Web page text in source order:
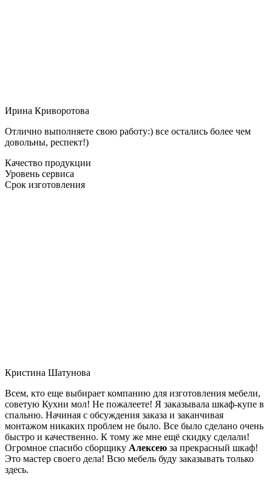
Ирина Криворотова
Отлично выполняете свою работу:) все остались более чем
довольны, респект!)
Качество продукции
Уровень сервиса
Срок изготовления
Кристина Шатунова
Всем, кто еще выбирает компанию для изготовления мебели,
советую Кухни мол! Не пожалеете! Я заказывала шкаф-купе в
спальню. Начиная с обсуждения заказа и заканчивая
монтажом никаких проблем не было. Все было сделано очень
быстро и качественно. К тому же мне ещё скидку сделали!
Огромное спасибо сборщику Алексею за прекрасный шкаф!
Это мастер своего дела! Всю мебель буду заказывать только
здесь.